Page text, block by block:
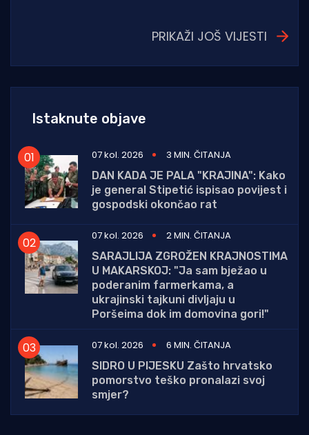
PRIKAŽI JOŠ VIJESTI
Istaknute objave
07 kol. 2026
3 MIN. ČITANJA
DAN KADA JE PALA "KRAJINA": Kako
je general Stipetić ispisao povijest i
gospodski okončao rat
07 kol. 2026
2 MIN. ČITANJA
SARAJLIJA ZGROŽEN KRAJNOSTIMA
U MAKARSKOJ: "Ja sam bježao u
poderanim farmerkama, a
ukrajinski tajkuni divljaju u
Poršeima dok im domovina gori!"
07 kol. 2026
6 MIN. ČITANJA
SIDRO U PIJESKU Zašto hrvatsko
pomorstvo teško pronalazi svoj
smjer?